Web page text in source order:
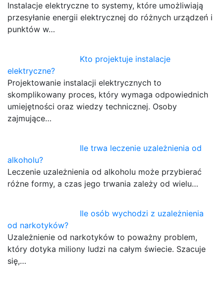
Instalacje elektryczne to systemy, które umożliwiają
przesyłanie energii elektrycznej do różnych urządzeń i
punktów w…
Kto projektuje instalacje
elektryczne?
Projektowanie instalacji elektrycznych to
skomplikowany proces, który wymaga odpowiednich
umiejętności oraz wiedzy technicznej. Osoby
zajmujące…
Ile trwa leczenie uzależnienia od
alkoholu?
Leczenie uzależnienia od alkoholu może przybierać
różne formy, a czas jego trwania zależy od wielu…
Ile osób wychodzi z uzależnienia
od narkotyków?
Uzależnienie od narkotyków to poważny problem,
który dotyka miliony ludzi na całym świecie. Szacuje
się,…